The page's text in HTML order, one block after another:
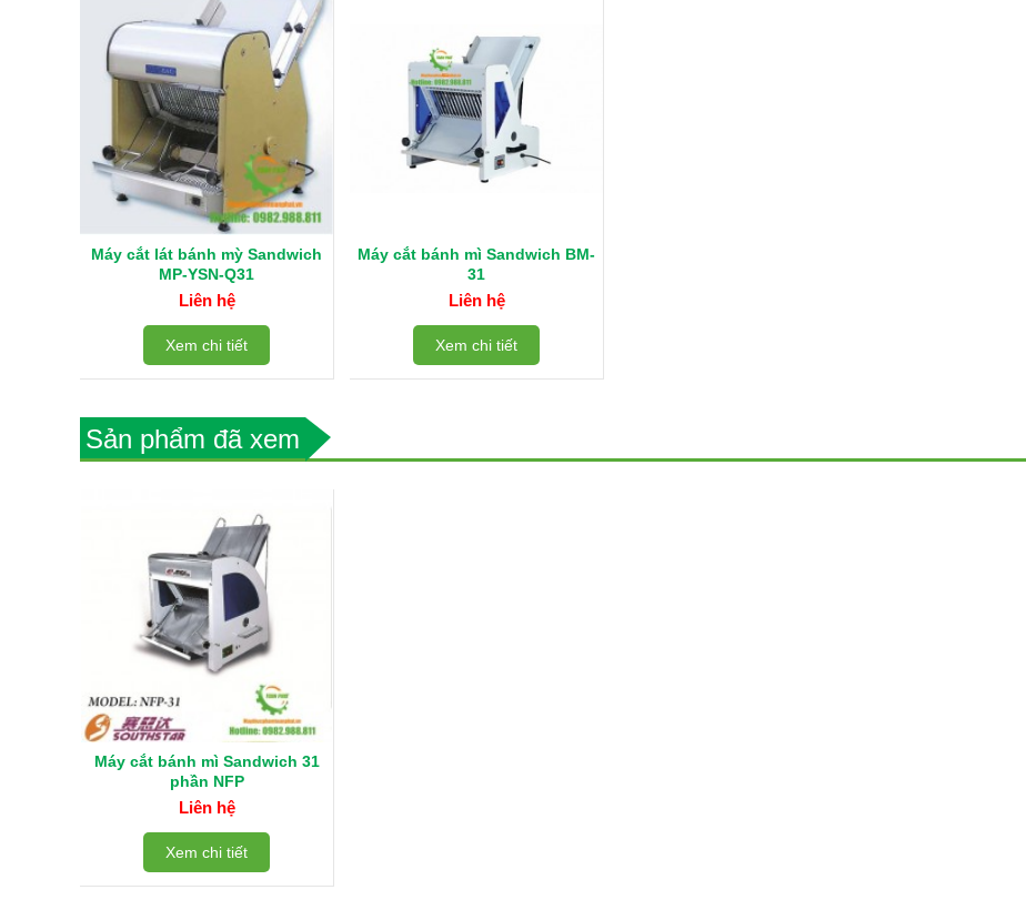
Máy cắt lát bánh mỳ Sandwich
MP-YSN-Q31
Liên hệ
Xem chi tiết
Máy cắt bánh mì Sandwich BM-
31
Liên hệ
Xem chi tiết
Sản phẩm đã xem
Máy cắt bánh mì Sandwich 31
phần NFP
Liên hệ
Xem chi tiết